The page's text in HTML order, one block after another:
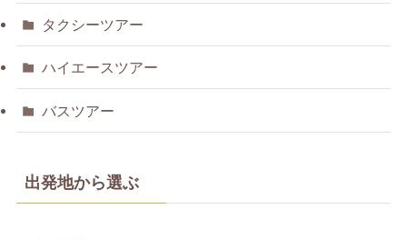
タクシーツアー
ハイエースツアー
バスツアー
出発地から選ぶ